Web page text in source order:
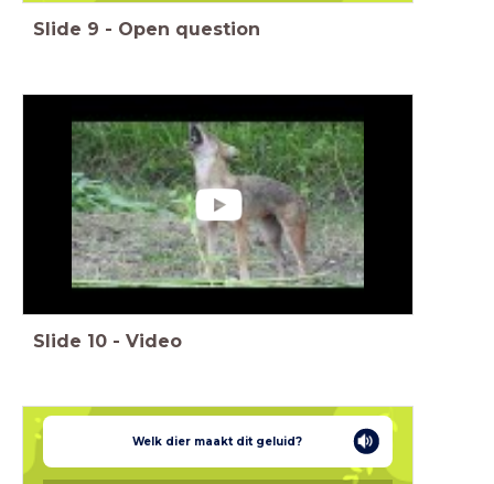
Slide 9 - Open question
Slide 10 - Video
Welk dier maakt dit geluid?